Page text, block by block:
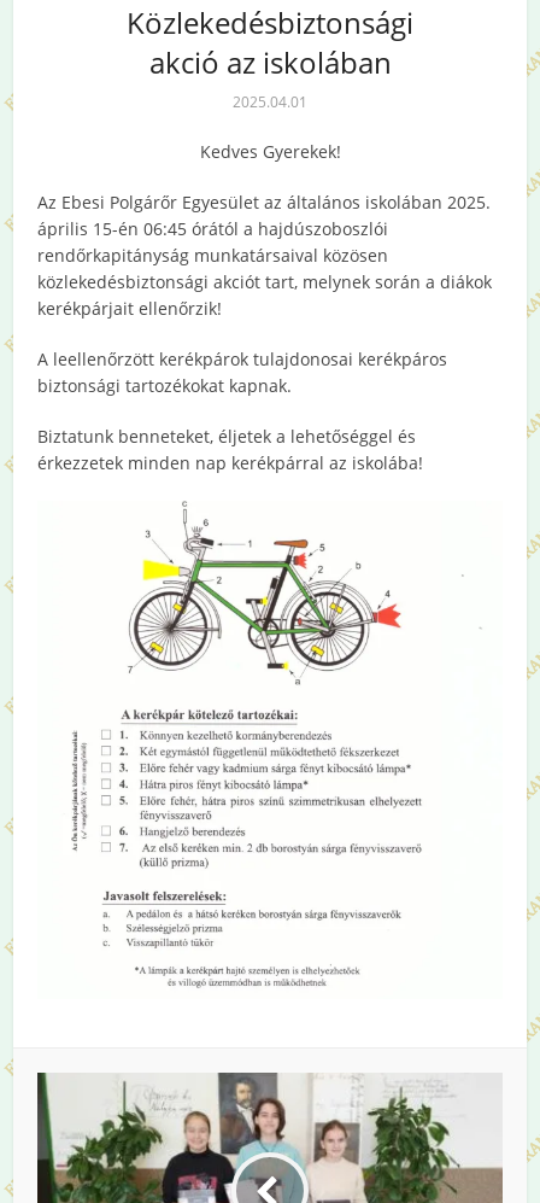
Közlekedésbiztonsági
akció az iskolában
2025.04.01
Kedves Gyerekek!
Az Ebesi Polgárőr Egyesület az általános iskolában 2025.
április 15-én 06:45 órától a hajdúszoboszlói
rendőrkapitányság munkatársaival közösen
közlekedésbiztonsági akciót tart, melynek során a diákok
kerékpárjait ellenőrzik!
A leellenőrzött kerékpárok tulajdonosai kerékpáros
biztonsági tartozékokat kapnak.
Biztatunk benneteket, éljetek a lehetőséggel és
érkezzetek minden nap kerékpárral az iskolába!